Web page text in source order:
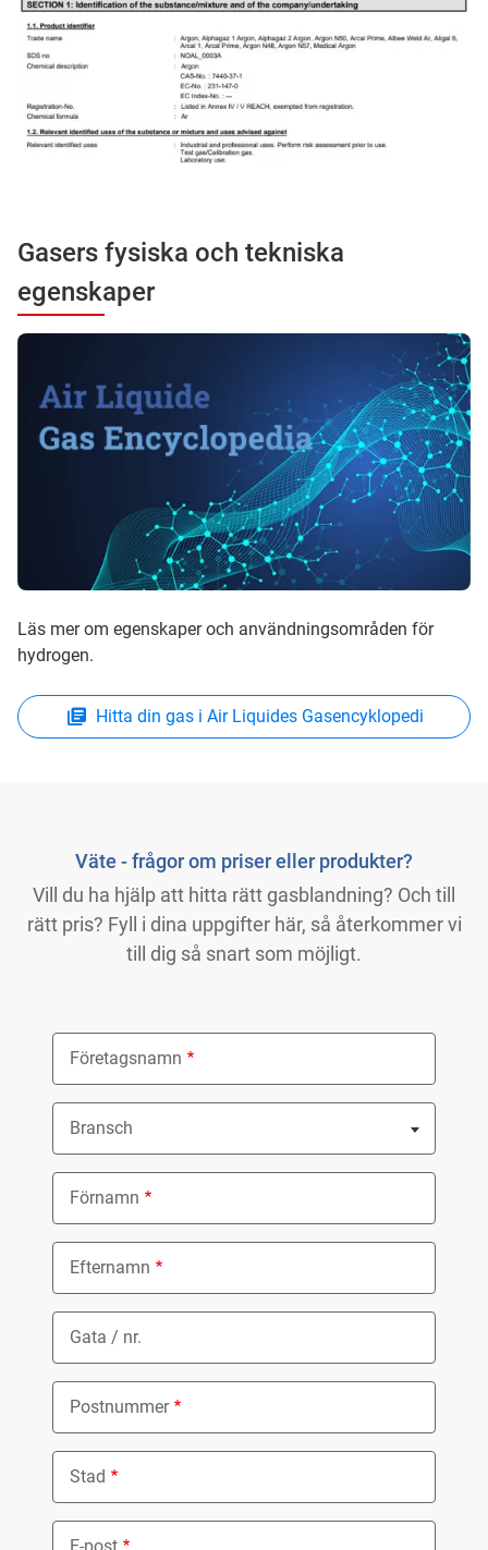
Gasers fysiska och tekniska
egenskaper
Läs mer om egenskaper och användningsområden för
hydrogen.
Hitta din gas i Air Liquides Gasencyklopedi
Väte - frågor om priser eller produkter?
Vill du ha hjälp att hitta rätt gasblandning? Och till
rätt pris? Fyll i dina uppgifter här, så återkommer vi
till dig så snart som möjligt.
Företagsnamn
Bransch
Nothing selected
Förnamn
Efternamn
Gata / nr.
Postnummer
Stad